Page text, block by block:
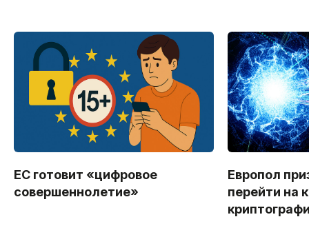
ЕС готовит «цифровое
совершеннолетие»
Европол
перейти на